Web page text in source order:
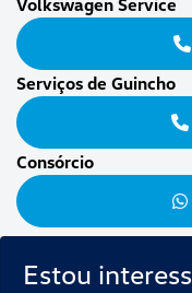
Estou
Volkswagen Service
Serviços de Guincho
Consórcio